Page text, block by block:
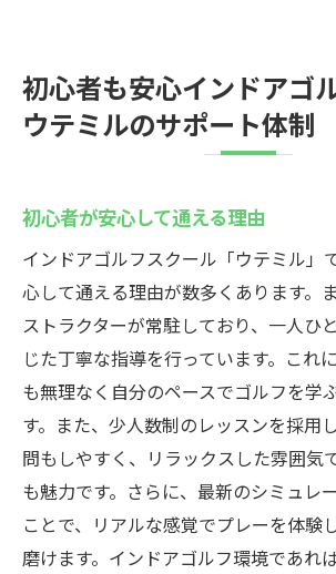
初心者も安心インドアゴ
ウテミルのサポート体制
初心者が安心して通える理由
インドアゴルフスクール「ウテミル」
心して通える理由が数多くあります。
ストラクターが常駐しており、一人ひ
じた丁寧な指導を行っています。これ
も無理なく自分のペースでゴルフを学
す。また、少人数制のレッスンを採用
問もしやすく、リラックスした雰囲気
も魅力です。さらに、最新のシミュレ
ことで、リアルな感覚でプレーを体験
磨けます。インドアゴルフ環境であれ